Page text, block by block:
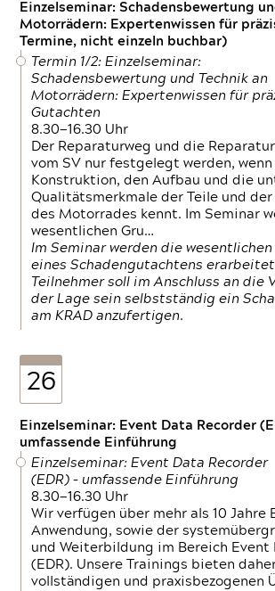
Einzelseminar: Schadensbewertung
Motorrädern: Expertenwissen für
Termine, nicht einzeln buchbar)
Termin 1/2: Einzelseminar:
Schadensbewertung und Technik an
Motorrädern: Expertenwissen für
Gutachten
8.30—16.30 Uhr
Der Reparaturweg und die
vom SV nur festgelegt werden,
Konstruktion, den Aufbau und die
Qualitätsmerkmale der Teile und
des Motorrades kennt. Im Seminar
wesentlichen Gru…
Im Seminar werden die
eines Schadengutachtens
Teilnehmer soll im Anschluss an die
der Lage sein selbstständig ein
am KRAD anzufertigen.
26
Einzelseminar: Event Data Recorder
umfassende Einführung
Einzelseminar: Event Data Recorder
(EDR) – umfassende Einführung
8.30—16.30 Uhr
Wir verfügen über mehr als 10 Jahre
Anwendung, sowie der
und Weiterbildung im Bereich Event
(EDR). Unsere Trainings bieten
vollständigen und praxisbezogenen